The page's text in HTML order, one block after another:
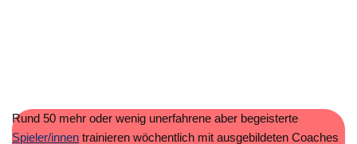
Rund 50 mehr oder wenig unerfahrene aber begeisterte
Spieler/innen trainieren wöchentlich mit ausgebildeten Coaches